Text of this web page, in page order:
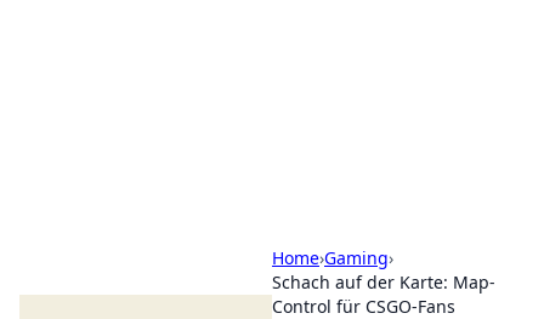
Home›Gaming›
Schach auf der Karte: Map-
Control für CSGO-Fans